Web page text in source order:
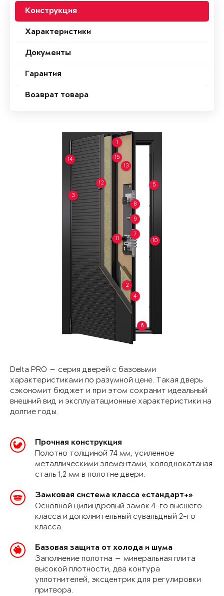
Конструкция
Характеристики
Документы
Гарантия
Возврат товара
1
2
3
4
5
6
7
8
9
10
11
12
13
14 15
Delta PRO — серия дверей с базовыми
характеристиками по разумной цене. Такая дверь
сэкономит бюджет и при этом сохранит идеальный
внешний вид и эксплуатационные характеристики на
долгие годы.
Прочная конструкция
Полотно толщиной 74 мм, усиленное
металлическими элементами, холоднокатаная
сталь 1,2 мм в полотне двери.
Замковая система класса «стандарт+»
Основной цилиндровый замок 4-го высшего
класса и дополнительный сувальдный 2-го
класса.
Базовая защита от холода и шума
Заполнение полотна — минеральная плита
высокой плотности, два контура
уплотнителей, эксцентрик для регулировки
притвора.